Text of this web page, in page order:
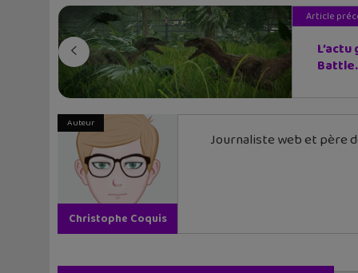
Article
Auteur
Christophe Coquis
Journaliste web et père